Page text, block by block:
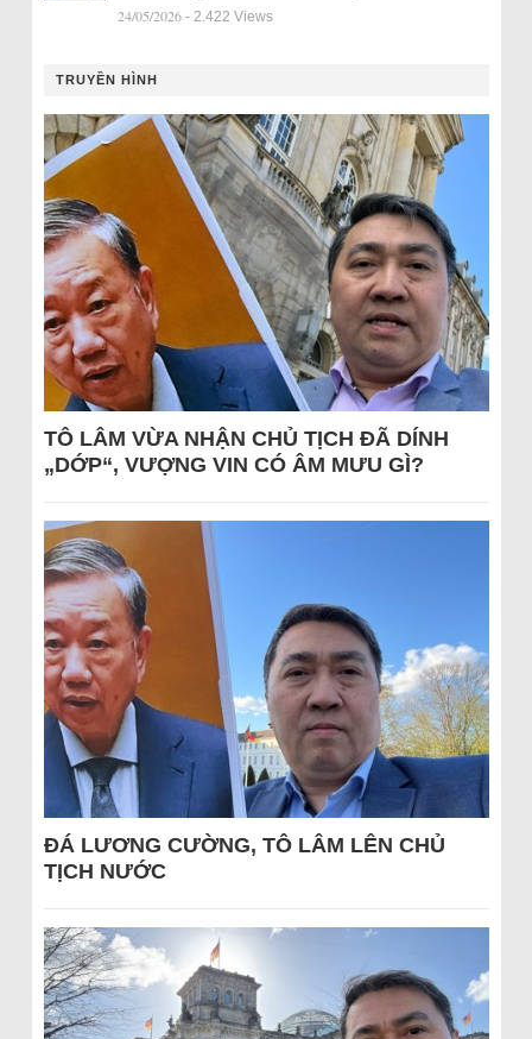
24/05/2026 - 2.422 Views
TRUYỀN HÌNH
TÔ LÂM VỪA NHẬN CHỦ TỊCH ĐÃ DÍNH
„DỚP“, VƯỢNG VIN CÓ ÂM MƯU GÌ?
ĐÁ LƯƠNG CƯỜNG, TÔ LÂM LÊN CHỦ
TỊCH NƯỚC